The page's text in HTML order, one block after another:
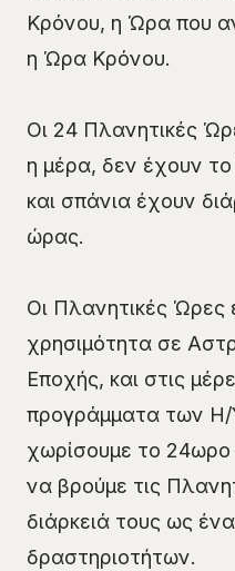
Κρόνου, η Ώρα που
η Ώρα Κρόνου.
Οι 24 Πλανητικές
η μέρα, δεν έχουν το
και σπάνια έχουν
ώρας.
Οι Πλανητικές Ώρες
χρησιμότητα σε
Εποχής, και στις
προγράμματα των
χωρίσουμε το 24ωρο
να βρούμε τις
διάρκειά τους ως
δραστηριοτήτων.